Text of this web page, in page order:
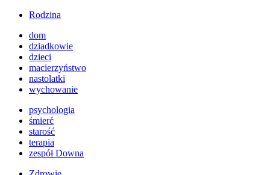
Rodzina
dom
dziadkowie
dzieci
macierzyństwo
nastolatki
wychowanie
psychologia
śmierć
starość
terapia
zespół Downa